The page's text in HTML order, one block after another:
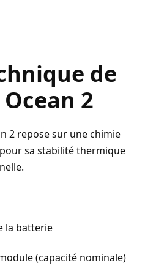
de
2
2 repose sur une chimie
sa stabilité thermique
la batterie
(capacité nominale)